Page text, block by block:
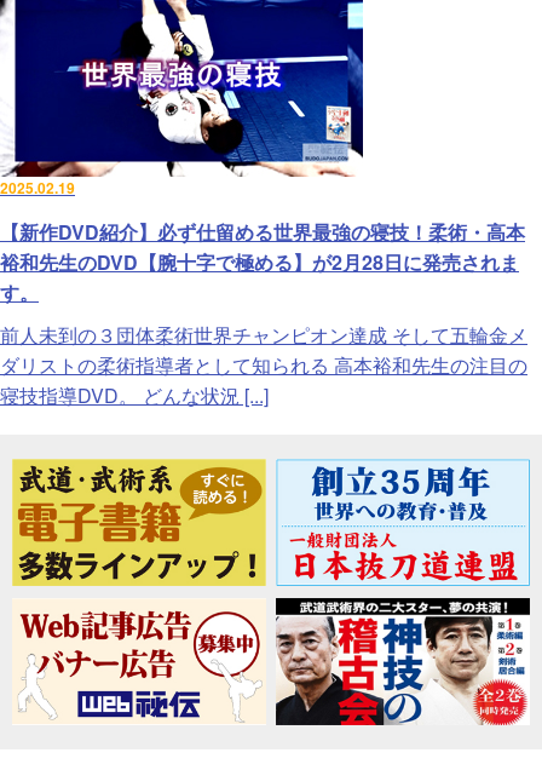
2025.02.19
【新作DVD紹介】必ず仕留める世界最強の寝技！柔術・高本
裕和先生のDVD【腕十字で極める】が2月28日に発売されま
す。
前人未到の３団体柔術世界チャンピオン達成 そして五輪金メ
ダリストの柔術指導者として知られる 高本裕和先生の注目の
寝技指導DVD。 どんな状況 [...]